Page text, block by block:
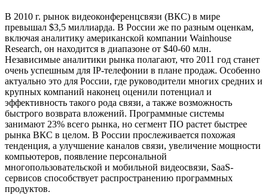
В 2010 г. рынок видеоконференцсвязи (ВКС) в мире
превышал $3,5 миллиарда. В России же по разным оценкам,
включая аналитику американской компании Wainhouse
Research, он находится в диапазоне от $40-60 млн.
Независимые аналитики рынка полагают, что 2011 год станет
очень успешным для IP-телефонии в плане продаж. Особенно
актуально это для России, где руководители многих средних и
крупных компаний наконец оценили потенциал и
эффективность такого рода связи, а также возможность
быстрого возврата вложений. Программные системы
занимают 23% всего рынка, но сегмент ПО растет быстрее
рынка ВКС в целом. В России прослеживается похожая
тенденция, а улучшение каналов связи, увеличение мощности
компьютеров, появление персональной
многопользовательской и мобильной видеосвязи, SaaS-
сервисов способствует распространению программных
продуктов.